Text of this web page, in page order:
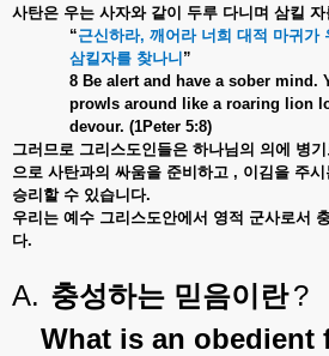
사탄은 우는 사자와 같이 두루 다니며 삼킬 자
“근신하라, 깨어라 너희 대적 마귀가
삼킬자를 찾나니 ”
8 Be alert and have a sober mind.
prowls around like a roaring lion
devour. (1Peter 5:8)
그러므로 그리스도인들은 하나님의 의에 병기
으로 사탄과의 싸움을 준비하고 , 이김을 주시
승리할 수 있습니다.
우리는 예수 그리스도안에서 영적 군사로서
다.
A. 충성하는 믿음이란?
What is an obedient